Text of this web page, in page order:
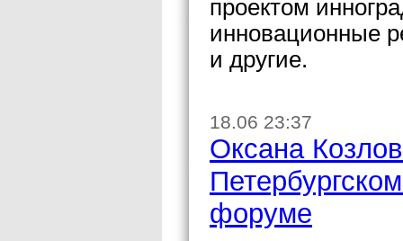
проектом
инновационные
и другие.
18.06 23:37
Оксана
форуме